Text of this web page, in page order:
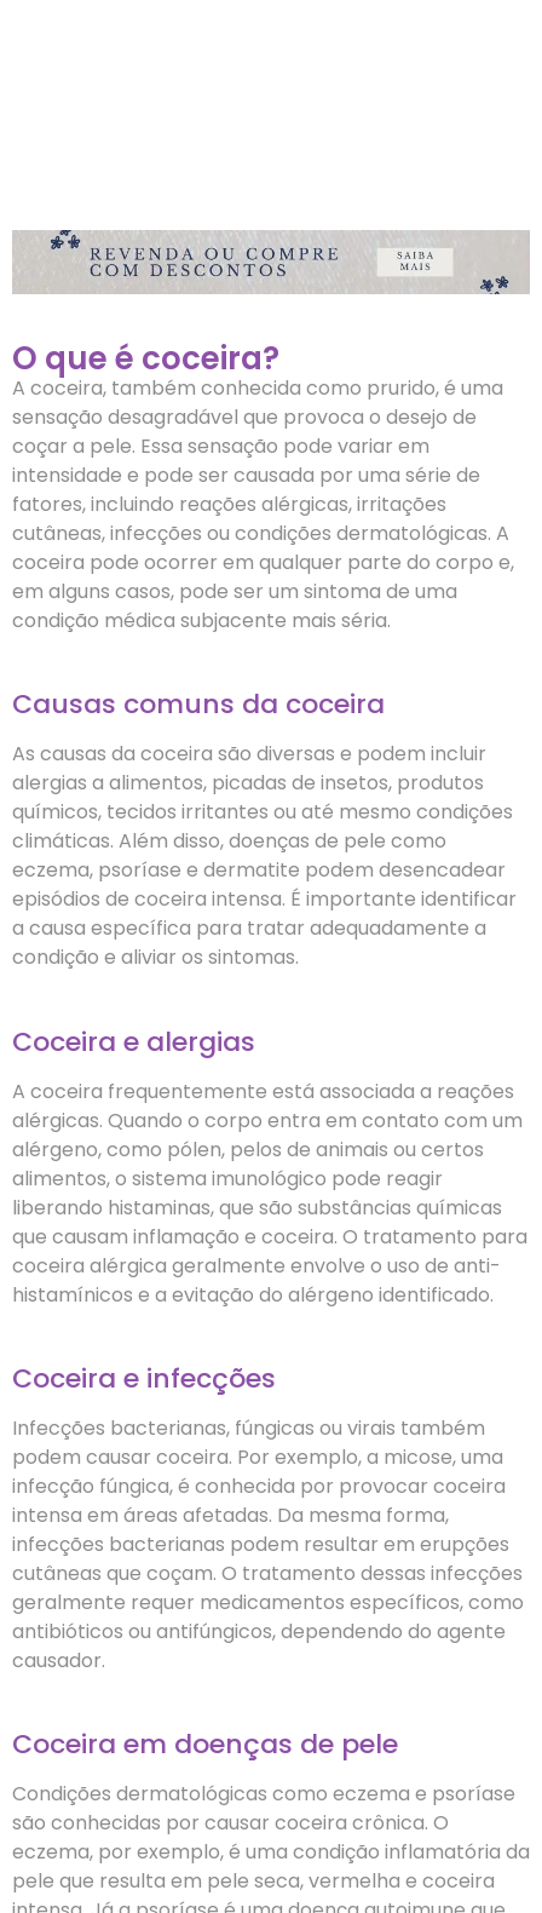
O que é coceira?
A coceira, também conhecida como prurido, é uma
sensação desagradável que provoca o desejo de
coçar a pele. Essa sensação pode variar em
intensidade e pode ser causada por uma série de
fatores, incluindo reações alérgicas, irritações
cutâneas, infecções ou condições dermatológicas. A
coceira pode ocorrer em qualquer parte do corpo e,
em alguns casos, pode ser um sintoma de uma
condição médica subjacente mais séria.
Causas comuns da coceira
As causas da coceira são diversas e podem incluir
alergias a alimentos, picadas de insetos, produtos
químicos, tecidos irritantes ou até mesmo condições
climáticas. Além disso, doenças de pele como
eczema, psoríase e dermatite podem desencadear
episódios de coceira intensa. É importante identificar
a causa específica para tratar adequadamente a
condição e aliviar os sintomas.
Coceira e alergias
A coceira frequentemente está associada a reações
alérgicas. Quando o corpo entra em contato com um
alérgeno, como pólen, pelos de animais ou certos
alimentos, o sistema imunológico pode reagir
liberando histaminas, que são substâncias químicas
que causam inflamação e coceira. O tratamento para
coceira alérgica geralmente envolve o uso de anti-
histamínicos e a evitação do alérgeno identificado.
Coceira e infecções
Infecções bacterianas, fúngicas ou virais também
podem causar coceira. Por exemplo, a micose, uma
infecção fúngica, é conhecida por provocar coceira
intensa em áreas afetadas. Da mesma forma,
infecções bacterianas podem resultar em erupções
cutâneas que coçam. O tratamento dessas infecções
geralmente requer medicamentos específicos, como
antibióticos ou antifúngicos, dependendo do agente
causador.
Coceira em doenças de pele
Condições dermatológicas como eczema e psoríase
são conhecidas por causar coceira crônica. O
eczema, por exemplo, é uma condição inflamatória da
pele que resulta em pele seca, vermelha e coceira